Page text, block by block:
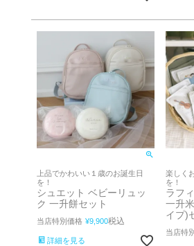
上品でかわいい１歳のお誕生日
を！
シュエット ベビーリュッ
ク 一升餅セット
当店特別価格 ¥9,900税込
詳細を見る
楽しく
を！
ラフ
一升
イプ)
当店特